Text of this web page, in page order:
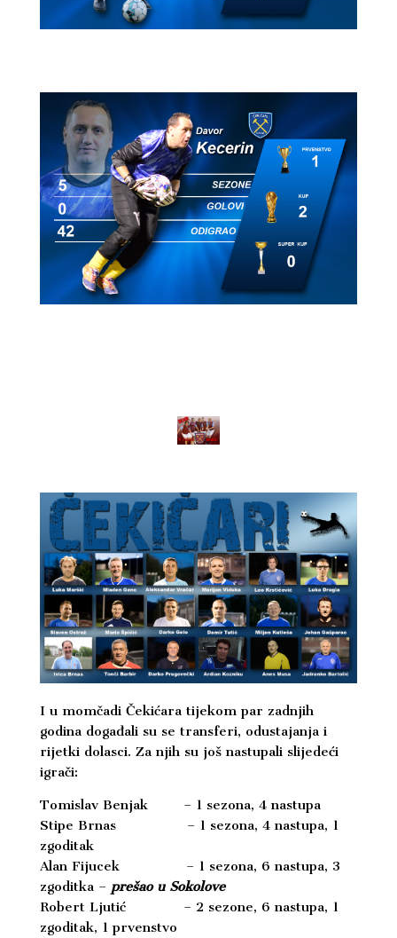
I u momčadi Čekićara tijekom par zadnjih
godina događali su se transferi, odustajanja i
rijetki dolasci. Za njih su još nastupali slijedeći
igrači:
Tomislav Benjak – 1 sezona, 4 nastupa
Stipe Brnas
– 1 sezona, 4 nastupa, 1
zgoditak
Alan Fijucek – 1 sezona, 6 nastupa, 3
zgoditka – prešao u Sokolove
Robert Ljutić – 2 sezone, 6 nastupa, 1
zgoditak, 1 prvenstvo